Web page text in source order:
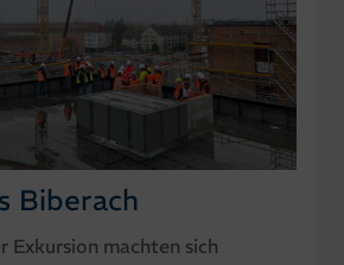
Biberach
Exkursion machten sich